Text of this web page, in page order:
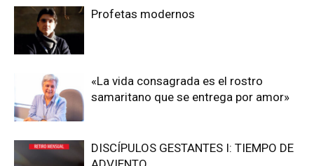
Profetas modernos
«La vida consagrada es el rostro
samaritano que se entrega por amor»
DISCÍPULOS GESTANTES I: TIEMPO DE